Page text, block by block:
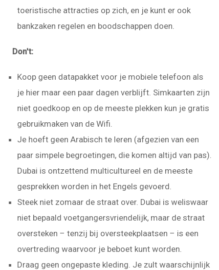
toeristische attracties op zich, en je kunt er ook
bankzaken regelen en boodschappen doen.
Don't:
Koop geen datapakket voor je mobiele telefoon als
je hier maar een paar dagen verblijft. Simkaarten zijn
niet goedkoop en op de meeste plekken kun je gratis
gebruikmaken van de Wifi.
Je hoeft geen Arabisch te leren (afgezien van een
paar simpele begroetingen, die komen altijd van pas).
Dubai is ontzettend multicultureel en de meeste
gesprekken worden in het Engels gevoerd.
Steek niet zomaar de straat over. Dubai is weliswaar
niet bepaald voetgangersvriendelijk, maar de straat
oversteken – tenzij bij oversteekplaatsen – is een
overtreding waarvoor je beboet kunt worden.
Draag geen ongepaste kleding. Je zult waarschijnlijk